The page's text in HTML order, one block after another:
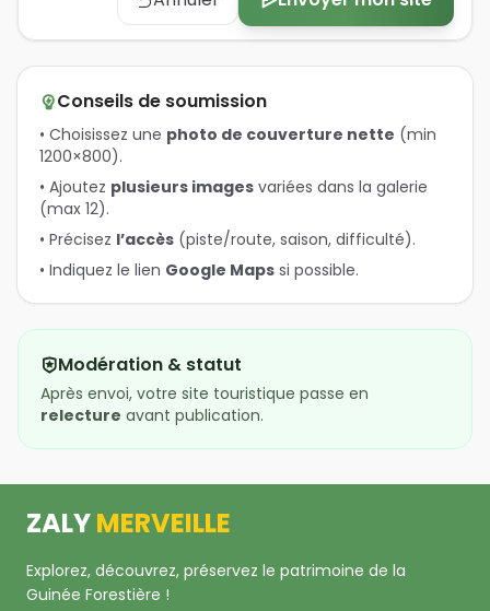
Conseils de soumission
• Choisissez une photo de couverture nette (min
1200×800).
• Ajoutez plusieurs images variées dans la galerie
(max 12).
• Précisez l’accès (piste/route, saison, difficulté).
• Indiquez le lien Google Maps si possible.
Modération & statut
Après envoi, votre site touristique passe en
relecture avant publication.
ZALYMERVEILLE
Explorez, découvrez, préservez le patrimoine de la
Guinée Forestière !